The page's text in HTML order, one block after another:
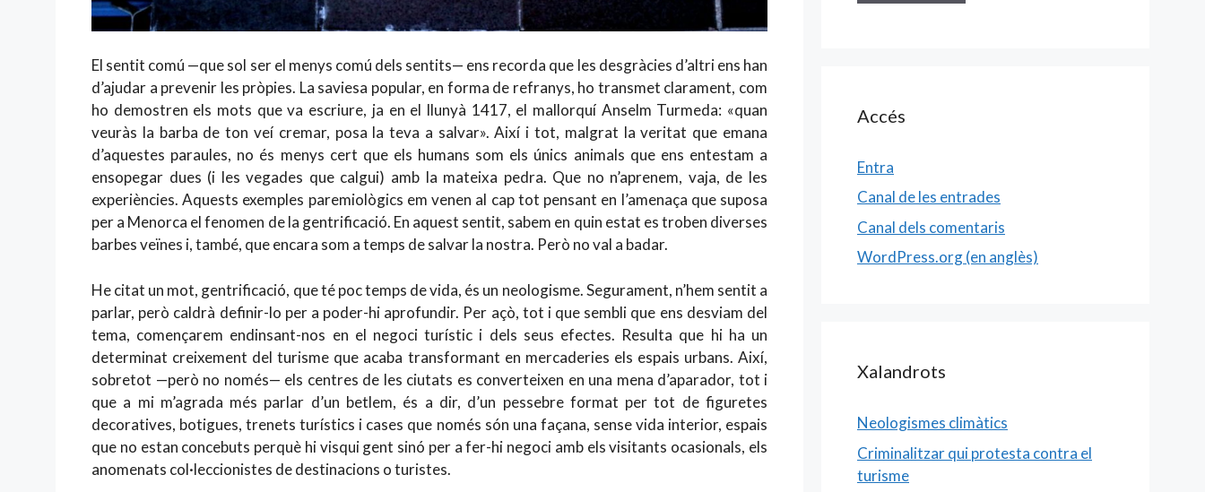
El sentit comú —que sol ser el menys comú dels sentits— ens recorda que les desgràcies d’altri ens han
d’ajudar a prevenir les pròpies. La saviesa popular, en forma de refranys, ho transmet clarament, com
ho demostren els mots que va escriure, ja en el llunyà 1417, el mallorquí Anselm Turmeda: «quan
veuràs la barba de ton veí cremar, posa la teva a salvar». Així i tot, malgrat la veritat que emana
d’aquestes paraules, no és menys cert que els humans som els únics animals que ens entestam a
ensopegar dues (i les vegades que calgui) amb la mateixa pedra. Que no n’aprenem, vaja, de les
experiències. Aquests exemples paremiològics em venen al cap tot pensant en l’amenaça que suposa
per a Menorca el fenomen de la gentrificació. En aquest sentit, sabem en quin estat es troben diverses
barbes veïnes i, també, que encara som a temps de salvar la nostra. Però no val a badar.
He citat un mot, gentrificació, que té poc temps de vida, és un neologisme. Segurament, n’hem sentit a
parlar, però caldrà definir-lo per a poder-hi aprofundir. Per açò, tot i que sembli que ens desviam del
tema, començarem endinsant-nos en el negoci turístic i dels seus efectes. Resulta que hi ha un
determinat creixement del turisme que acaba transformant en mercaderies els espais urbans. Així,
sobretot —però no només— els centres de les ciutats es converteixen en una mena d’aparador, tot i
que a mi m’agrada més parlar d’un betlem, és a dir, d’un pessebre format per tot de figuretes
decoratives, botigues, trenets turístics i cases que només són una façana, sense vida interior, espais
que no estan concebuts perquè hi visqui gent sinó per a fer-hi negoci amb els visitants ocasionals, els
anomenats col·leccionistes de destinacions o turistes.
Accés
Entra
Canal de les entrades
Canal dels comentaris
WordPress.org (en anglès)
Xalandrots
Neologismes climàtics
Criminalitzar qui protesta contra el
turisme